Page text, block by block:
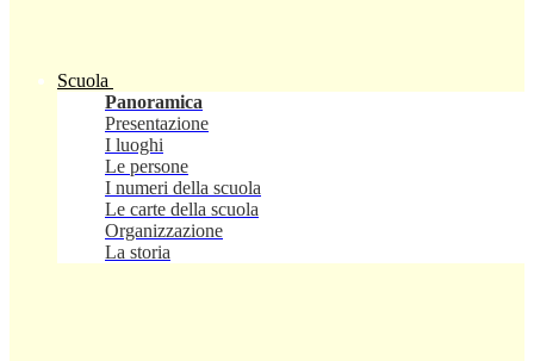
Scuola
Panoramica
Presentazione
I luoghi
Le persone
I numeri della scuola
Le carte della scuola
Organizzazione
La storia